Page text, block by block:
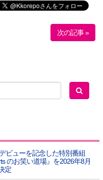
次の記事 »
ビューを記念した特別番組
のお笑い道場』を2026年8月
定